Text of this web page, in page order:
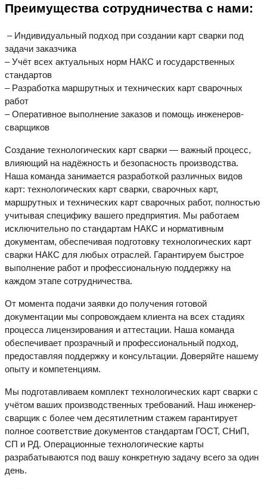
Преимущества сотрудничества с нами:
– Индивидуальный подход при создании карт сварки под
задачи заказчика
– Учёт всех актуальных норм НАКС и государственных
стандартов
– Разработка маршрутных и технических карт сварочных
работ
– Оперативное выполнение заказов и помощь инженеров-
сварщиков
Создание технологических карт сварки — важный процесс,
влияющий на надёжность и безопасность производства.
Наша команда занимается разработкой различных видов
карт: технологических карт сварки, сварочных карт,
маршрутных и технических карт сварочных работ, полностью
учитывая специфику вашего предприятия. Мы работаем
исключительно по стандартам НАКС и нормативным
документам, обеспечивая подготовку технологических карт
сварки НАКС для любых отраслей. Гарантируем быстрое
выполнение работ и профессиональную поддержку на
каждом этапе сотрудничества.
От момента подачи заявки до получения готовой
документации мы сопровождаем клиента на всех стадиях
процесса лицензирования и аттестации. Наша команда
обеспечивает прозрачный и профессиональный подход,
предоставляя поддержку и консультации. Доверяйте нашему
опыту и компетенциям.
Мы подготавливаем комплект технологических карт сварки с
учётом ваших производственных требований. Наш инженер-
сварщик с более чем десятилетним стажем гарантирует
полное соответствие документов стандартам ГОСТ, СНиП,
СП и РД. Операционные технологические карты
разрабатываются под вашу конкретную задачу всего за один
день.